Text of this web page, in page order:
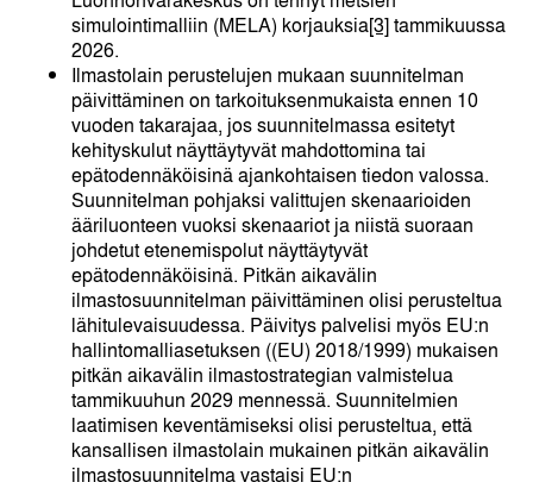
simulointimalliin (MELA) korjauksia[3]tammikuussa
2026.
Ilmastolain perustelujen mukaan suunnitelman
päivittäminen on tarkoituksenmukaista ennen 10
vuoden takarajaa, jos suunnitelmassa esitetyt
kehityskulut näyttäytyvät mahdottomina tai
epätodennäköisinä ajankohtaisen tiedon valossa.
Suunnitelman pohjaksi valittujen skenaarioiden
ääriluonteen vuoksi skenaariot ja niistä suoraan
johdetut etenemispolut näyttäytyvät
epätodennäköisinä. Pitkän aikavälin
ilmastosuunnitelman päivittäminen olisi perusteltua
lähitulevaisuudessa. Päivitys palvelisi myös EU:n
hallintomalliasetuksen ((EU) 2018/1999) mukaisen
pitkän aikavälin ilmastostrategian valmistelua
tammikuuhun 2029 mennessä. Suunnitelmien
laatimisen keventämiseksi olisi perusteltua, että
kansallisen ilmastolain mukainen pitkän aikavälin
ilmastosuunnitelma vastaisi EU:n